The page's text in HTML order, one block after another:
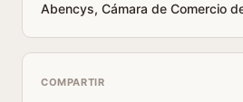
Abencys, Cámara de Comercio
COMPARTIR